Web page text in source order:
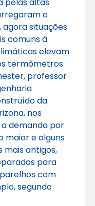
pelas altas
o
situações
comuns à
elevam
termômetros.
professor
da
nos
a demanda por
maior e alguns
mais antigos,
para
com
segundo